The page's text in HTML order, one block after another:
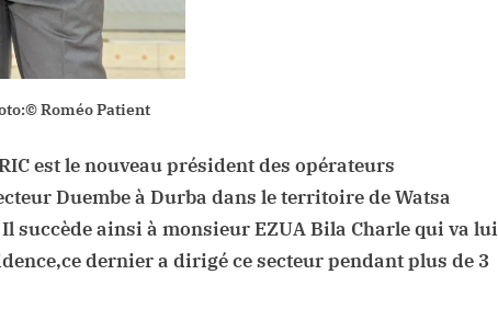
Roméo Patient
est le nouveau président des opérateurs
Duembe à Durba dans le territoire de Watsa
succède ainsi à monsieur EZUA Bila Charle qui va lui
dernier a dirigé ce secteur pendant plus de 3